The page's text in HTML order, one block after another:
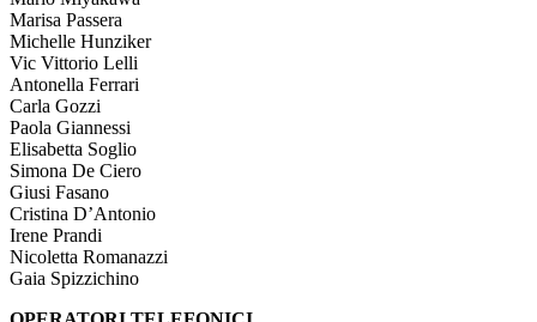
Marisa Passera
Michelle Hunziker
Vic Vittorio Lelli
Antonella Ferrari
Carla Gozzi
Paola Giannessi
Elisabetta Soglio
Simona De Ciero
Giusi Fasano
Cristina D’Antonio
Irene Prandi
Nicoletta Romanazzi
Gaia Spizzichino